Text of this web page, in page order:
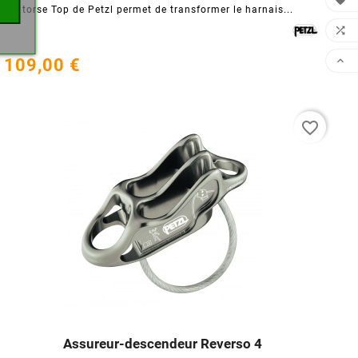
Le torse Top de Petzl permet de transformer le harnais...
109,00 €
Assureur-descendeur Reverso 4
   
favorite_border

